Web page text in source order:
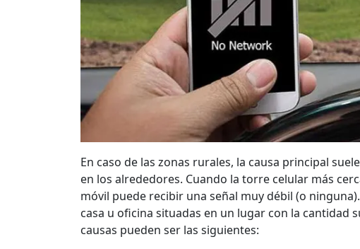
En caso de las zonas rurales, la causa principal
en los alrededores. Cuando la torre celular más
móvil puede recibir una señal muy débil (o
casa u oficina situadas en un lugar con la cantidad
causas pueden ser las siguientes: